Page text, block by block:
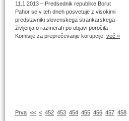
11.1.2013 – Predsednik republike Borut
Pahor se v teh dneh posvetuje z visokimi
predstavniki slovenskega strankarskega
življenja o razmerah po objavi poročila
Komisije za preprečevanje korupcije. več »
Prva << < 452 453 454 455 456 457 458